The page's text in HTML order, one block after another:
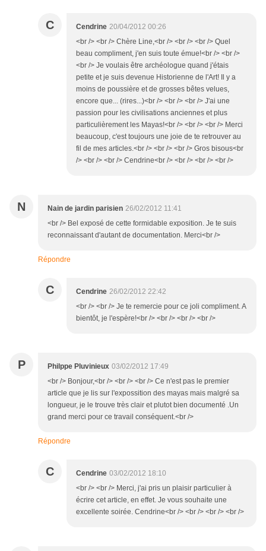
C Cendrine 20/04/2012 00:26
<br /> <br /> Chère Line,<br /> <br /> <br /> Quel
beau compliment, j'en suis toute émue!<br /> <br />
<br /> Je voulais être archéologue quand j'étais
petite et je suis devenue Historienne de l'Art! Il y a
moins de poussière et de grosses bêtes velues,
encore que... (rires...)<br /> <br /> <br /> J'ai une
passion pour les civilisations anciennes et plus
particulièrement les Mayas!<br /> <br /> <br /> Merci
beaucoup, c'est toujours une joie de te retrouver au
fil de mes articles.<br /> <br /> <br /> Gros bisous<br
/> <br /> <br /> Cendrine<br /> <br /> <br /> <br />
N Nain de jardin parisien 26/02/2012 11:41
<br /> Bel exposé de cette formidable exposition. Je te suis
reconnaissant d'autant de documentation. Merci<br />
Répondre
C Cendrine 26/02/2012 22:42
<br /> <br /> Je te remercie pour ce joli compliment. A
bientôt, je l'espère!<br /> <br /> <br /> <br />
P Philppe Pluvinieux 03/02/2012 17:49
<br /> Bonjour,<br /> <br /> <br /> Ce n'est pas le premier
article que je lis sur l'expossition des mayas mais malgré sa
longueur, je le trouve très clair et plutot bien documenté .Un
grand merci pour ce travail conséquent.<br />
Répondre
C Cendrine 03/02/2012 18:10
<br /> <br /> Merci, j'ai pris un plaisir particulier à
écrire cet article, en effet. Je vous souhaite une
excellente soirée. Cendrine<br /> <br /> <br /> <br />